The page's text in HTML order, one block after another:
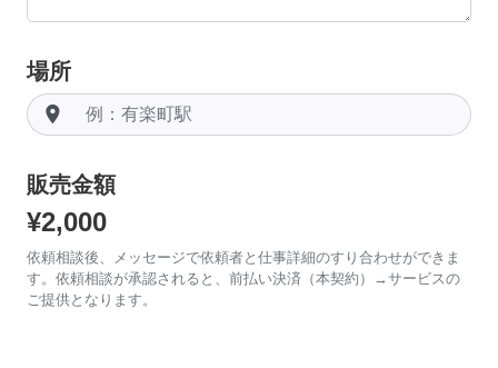
場所
room
販売金額
¥2,000
依頼相談後、メッセージで依頼者と仕事詳細のすり合わせができま
す。依頼相談が承認されると、前払い決済（本契約）→サービスの
ご提供となります。